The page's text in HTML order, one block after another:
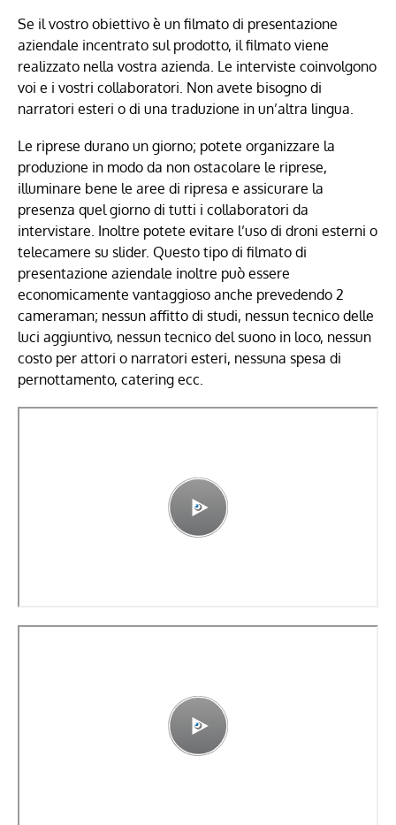
Se il vostro obiettivo è un filmato di presentazione
aziendale incentrato sul prodotto, il filmato viene
realizzato nella vostra azienda. Le interviste coinvolgono
voi e i vostri collaboratori. Non avete bisogno di
narratori esteri o di una traduzione in un’altra lingua.
Le riprese durano un giorno; potete organizzare la
produzione in modo da non ostacolare le riprese,
illuminare bene le aree di ripresa e assicurare la
presenza quel giorno di tutti i collaboratori da
intervistare. Inoltre potete evitare l’uso di droni esterni o
telecamere su slider. Questo tipo di filmato di
presentazione aziendale inoltre può essere
economicamente vantaggioso anche prevedendo 2
cameraman; nessun affitto di studi, nessun tecnico delle
luci aggiuntivo, nessun tecnico del suono in loco, nessun
costo per attori o narratori esteri, nessuna spesa di
pernottamento, catering ecc.